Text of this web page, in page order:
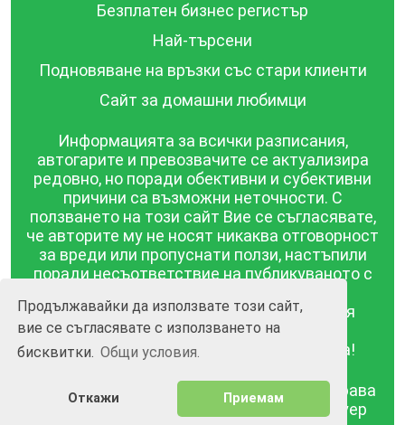
Продължавайки да използвате този сайт,
вие се съгласявате с използването на
бисквитки. Общи условия.
Откажи Приемам
Безплатен бизнес регистър
Най-търсени
Подновяване на връзки със стари клиенти
Сайт за домашни любимци
Информацията за всички разписания,
автогарите и превозвачите се актуализира
редовно, но поради обективни и субективни
причини са възможни неточности. С
ползването на този сайт Вие се съгласявате,
че авторите му не носят никаква отговорност
за вреди или пропуснати ползи, настъпили
поради несъответствие на публикуваното с
публикувана в този сайт се предоставя
такава каквато е, без гаранция за
съответствието ѝ с действителността!
BGrazpisanie.com © 2008 - 2026, Всички права
Изработка на уебсайт и софтуер